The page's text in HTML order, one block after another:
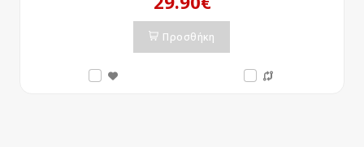
Προσθήκη